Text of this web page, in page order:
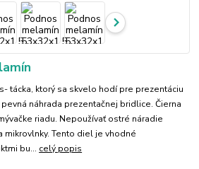
tácka, ktorý sa skvelo hodí pre prezentáciu
náhrada prezentačnej bridlice. Čierna
riadu. Nepoužívať ostré náradie
mikrovlnky. Tento diel je vhodné
bu... celý popis